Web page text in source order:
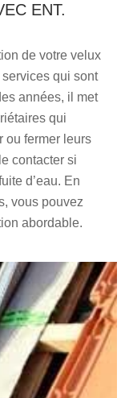
ENT.
de votre velux
qui sont
années, il met
qui
ou fermer leurs
contacter si
d’eau. En
vous pouvez
abordable.